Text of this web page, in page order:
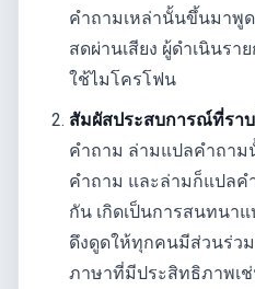
คำถามเหล่านั้นขึ้นมาพู
สดผ่านเสียง ผู้ดำเนินรา
ใช้ไมโครโฟน
สัมผัสประสบการณ์ที่รา
คำถาม ล่ามแปลคำถา
คำถาม และล่ามก็แปล
กัน เกิดเป็นการสนทนา
ดึงดูดให้ทุกคนมีส่วนร่ว
ภาษาที่มีประสิทธิภาพเ